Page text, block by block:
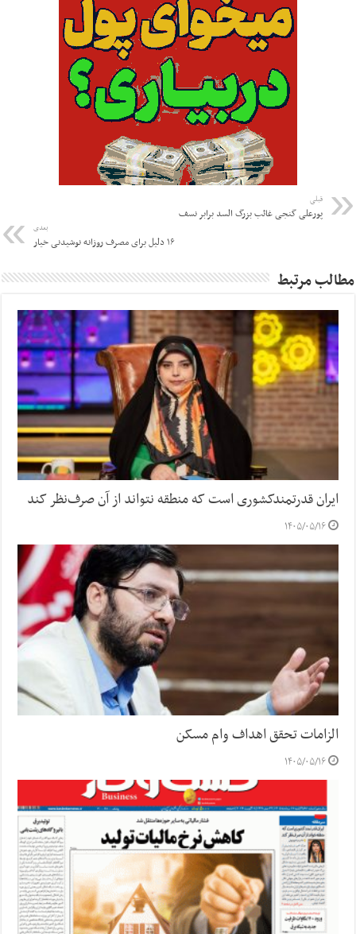
قبلی
پورعلی گنجی غائب بزرگ السد برابر نسف
بعدی
۱۶ دلیل برای مصرف روزانه نوشیدنی خیار
مطالب مرتبط
ایران قدرتمندکشوری است که منطقه نتواند از آن صرف‌نظر کند
۱۴۰۵/۰۵/۱۶
الزامات تحقق اهداف وام مسکن
۱۴۰۵/۰۵/۱۶